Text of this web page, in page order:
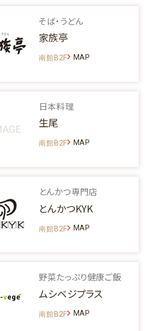
そば・うどん
家族亭
南館B2F MAP
日本料理
生尾
南館B2F MAP
とんかつ専門店
とんかつKYK
南館B2F MAP
野菜たっぷり健康ご飯
ムシベジプラス
南館B2F MAP